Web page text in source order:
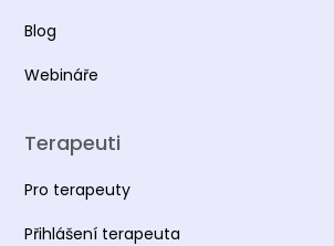
Blog
Webináře
Terapeuti
Pro terapeuty
Přihlášení terapeuta